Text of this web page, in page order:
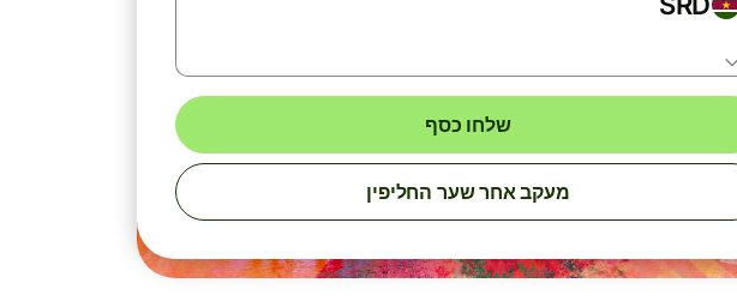
שלחו כסף
מעקב אחר שער החליפין